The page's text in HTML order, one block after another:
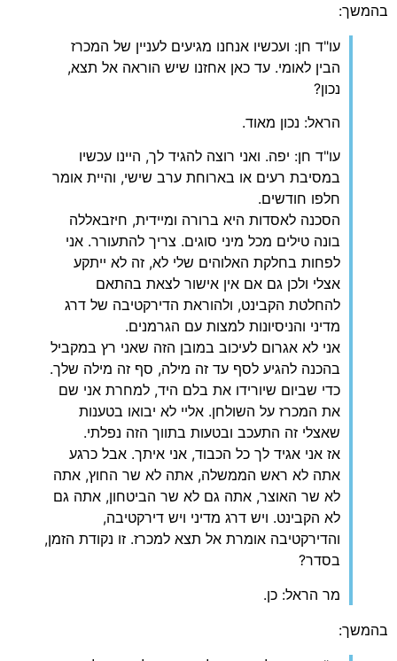
בהמשך:
עו"ד חן: ועכשיו אנחנו מגיעים לעניין של המכרז
הבין לאומי. עד כאן אחזנו שיש הוראה אל תצא,
נכון?
הראל: נכון מאוד.
עו"ד חן: יפה. ואני רוצה להגיד לך, היינו עכשיו
במסיבת רעים או בארוחת ערב שישי, והיית אומר
חלפו חודשים.
הסכנה לאסדות היא ברורה ומיידית, חיזבאללה
בונה טילים מכל מיני סוגים. צריך להתעורר. אני
לפחות בחלקת האלוהים שלי לא, זה לא ייתקע
אצלי ולכן גם אם אין אישור לצאת בהתאם
להחלטת הקבינט, ולהוראת הדירקטיבה של דרג
מדיני והניסיונות למצות עם הגרמנים.
אני לא אגרום לעיכוב במובן הזה שאני רץ במקביל
בהכנה להגיע לסף עד זה מילה, סף זה מילה שלך.
כדי שביום שיורידו את בלם היד, למחרת אני שם
את המכרז על השולחן. אליי לא יבואו בטענות
שאצלי זה התעכב ובטעות בתווך הזה נפלתי.
אז אני אגיד לך כל הכבוד, אני איתך. אבל כרגע
אתה לא ראש הממשלה, אתה לא שר החוץ, אתה
לא שר האוצר, אתה גם לא שר הביטחון, אתה גם
לא הקבינט. ויש דרג מדיני ויש דירקטיבה,
והדירקטיבה אומרת אל תצא למכרז. זו נקודת הזמן,
בסדר?
מר הראל: כן.
בהמשך: